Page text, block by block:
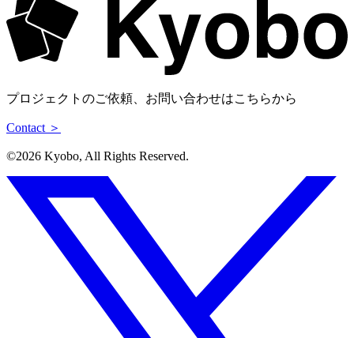
プロジェクトのご依頼、お問い合わせはこちらから
Contact ＞
©︎2026 Kyobo, All Rights Reserved.